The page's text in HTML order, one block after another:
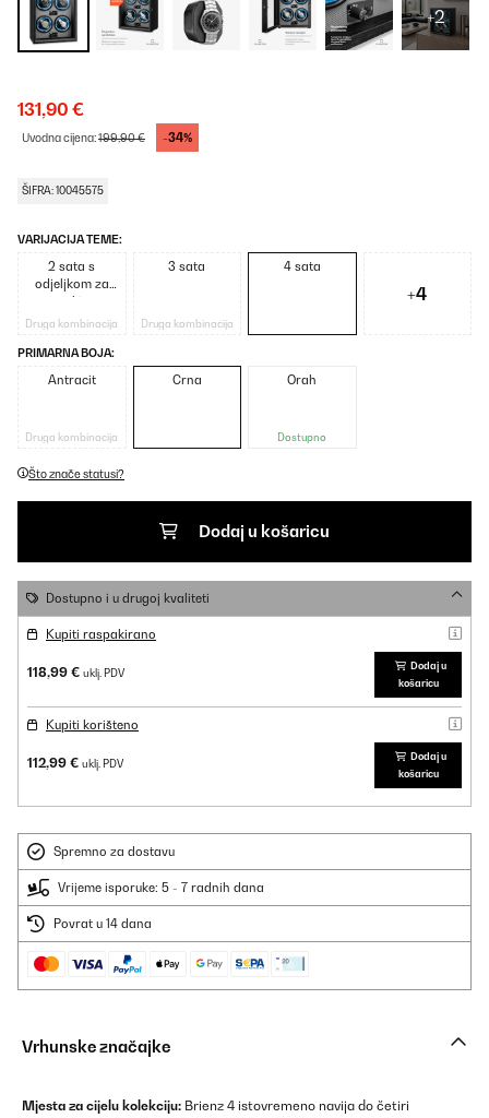
+2
131,90 €
Uvodna cijena:199,90 € -34%
ŠIFRA: 10045575
VARIJACIJA TEME:
2 sata s
odjeljkom za
nakit
Druga kombinacija
3 sata
Druga kombinacija
4 sata
+4
PRIMARNA BOJA:
Antracit
Druga kombinacija
Crna Orah
Dostupno
Što znače statusi?
Dodaj u košaricu
Dostupno i u drugoj kvaliteti
Kupiti raspakirano
118,99 € uklj. PDV
Dodaj u
košaricu
Kupiti korišteno
112,99 € uklj. PDV
Dodaj u
košaricu
Spremno za dostavu
Vrijeme isporuke: 5 - 7 radnih dana
Povrat u 14 dana
Vrhunske značajke
Mjesta za cijelu kolekciju: Brienz 4 istovremeno navija do četiri